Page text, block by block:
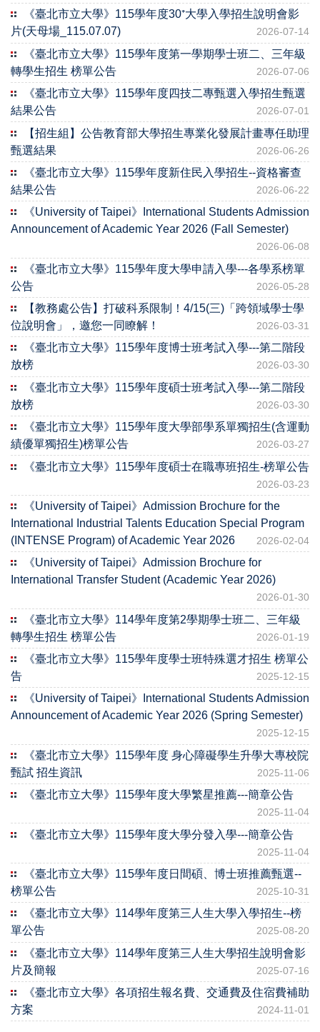
《臺北市立大學》115學年度30⁺大學入學招生說明會影
片(天母場_115.07.07)
2026-07-14
《臺北市立大學》115學年度第一學期學士班二、三年級
轉學生招生 榜單公告
2026-07-06
《臺北市立大學》115學年度四技二專甄選入學招生甄選
結果公告
2026-07-01
【招生組】公告教育部大學招生專業化發展計畫專任助理
甄選結果
2026-06-26
《臺北市立大學》115學年度新住民入學招生--資格審查
結果公告
2026-06-22
《University of Taipei》International Students Admission
Announcement of Academic Year 2026 (Fall Semester)
2026-06-08
《臺北市立大學》115學年度大學申請入學---各學系榜單
公告
2026-05-28
【教務處公告】打破科系限制！4/15(三)「跨領域學士學
位說明會」，邀您一同瞭解！
2026-03-31
《臺北市立大學》115學年度博士班考試入學---第二階段
放榜
2026-03-30
《臺北市立大學》115學年度碩士班考試入學---第二階段
放榜
2026-03-30
《臺北市立大學》115學年度大學部學系單獨招生(含運動
績優單獨招生)榜單公告
2026-03-27
《臺北市立大學》115學年度碩士在職專班招生-榜單公告
2026-03-23
《University of Taipei》Admission Brochure for the
International Industrial Talents Education Special Program
(INTENSE Program) of Academic Year 2026
2026-02-04
《University of Taipei》Admission Brochure for
International Transfer Student (Academic Year 2026)
2026-01-30
《臺北市立大學》114學年度第2學期學士班二、三年級
轉學生招生 榜單公告
2026-01-19
《臺北市立大學》115學年度學士班特殊選才招生 榜單公
告
2025-12-15
《University of Taipei》International Students Admission
Announcement of Academic Year 2026 (Spring Semester)
2025-12-15
《臺北市立大學》115學年度 身心障礙學生升學大專校院
甄試 招生資訊
2025-11-06
《臺北市立大學》115學年度大學繁星推薦---簡章公告
2025-11-04
《臺北市立大學》115學年度大學分發入學---簡章公告
2025-11-04
《臺北市立大學》115學年度日間碩、博士班推薦甄選--
榜單公告
2025-10-31
《臺北市立大學》114學年度第三人生大學入學招生--榜
單公告
2025-08-20
《臺北市立大學》114學年度第三人生大學招生說明會影
片及簡報
2025-07-16
《臺北市立大學》各項招生報名費、交通費及住宿費補助
方案
2024-11-01